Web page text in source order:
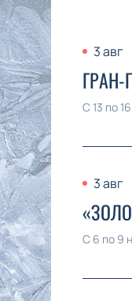
3 авг
С 13 по
3 авг
С 6 по 9